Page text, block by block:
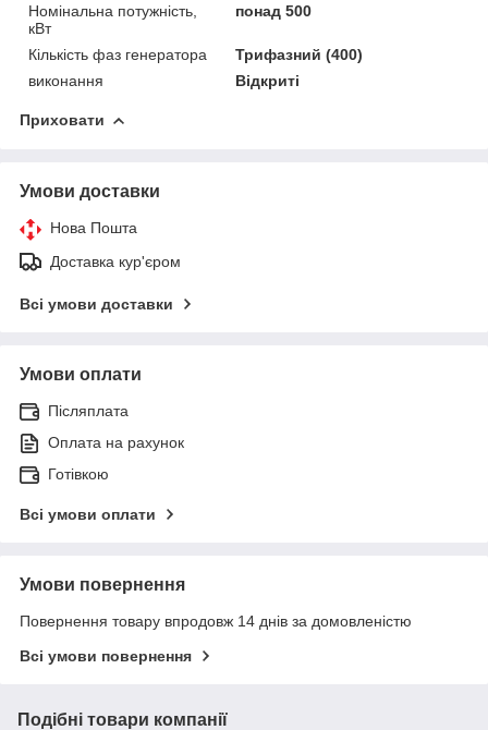
Номінальна потужність,
кВт
понад 500
Кількість фаз генератора
Трифазний (400)
виконання
Відкриті
Приховати
Умови доставки
Нова Пошта
Доставка кур'єром
Всі умови доставки
Умови оплати
Післяплата
Оплата на рахунок
Готівкою
Всі умови оплати
Умови повернення
Повернення товару впродовж 14 днів за домовленістю
Всі умови повернення
Подібні товари компанії